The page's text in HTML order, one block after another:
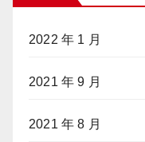
2022 年 1 月
2021 年 9 月
2021 年 8 月